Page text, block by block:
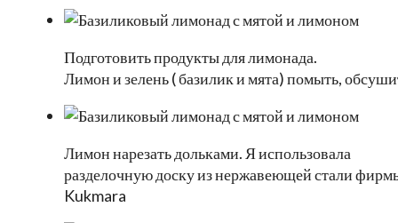
Подготовить продукты для лимонада.
Лимон и зелень ( базилик и мята) помыть,
Лимон нарезать дольками. Я использовала
разделочную доску из нержавеющей стали
Kukmara